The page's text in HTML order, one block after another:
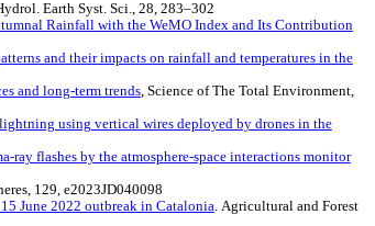
Earth Syst. Sci., 28, 283–302
Rainfall with the WeMO Index and Its Contribution
and their impacts on rainfall and temperatures in the
and long-term trends, Science of The Total Environment,
using vertical wires deployed by drones in the
ray flashes by the atmosphere-space interactions monitor
129, e2023JD040098
June 2022 outbreak in Catalonia. Agricultural and Forest